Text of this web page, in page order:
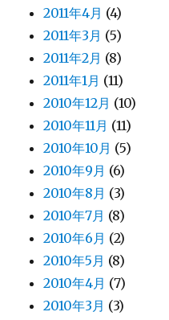
2011年4月 (4)
2011年3月 (5)
2011年2月 (8)
2011年1月 (11)
2010年12月 (10)
2010年11月 (11)
2010年10月 (5)
2010年9月 (6)
2010年8月 (3)
2010年7月 (8)
2010年6月 (2)
2010年5月 (8)
2010年4月 (7)
2010年3月 (3)